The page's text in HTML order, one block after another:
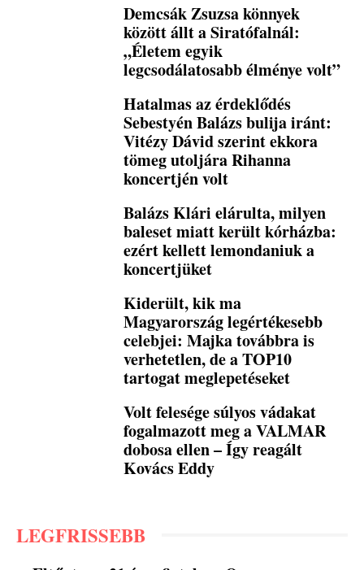
Demcsák Zsuzsa könnyek
között állt a Siratófalnál:
„Életem egyik
legcsodálatosabb élménye volt”
Hatalmas az érdeklődés
Sebestyén Balázs bulija iránt:
Vitézy Dávid szerint ekkora
tömeg utoljára Rihanna
koncertjén volt
Balázs Klári elárulta, milyen
baleset miatt került kórházba:
ezért kellett lemondaniuk a
koncertjüket
Kiderült, kik ma
Magyarország legértékesebb
celebjei: Majka továbbra is
verhetetlen, de a TOP10
tartogat meglepetéseket
Volt felesége súlyos vádakat
fogalmazott meg a VALMAR
dobosa ellen – Így reagált
Kovács Eddy
LEGFRISSEBB